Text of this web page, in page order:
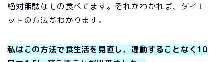
絶対無駄なもの食べてます。それがわかれば、ダイエ
ットの方法がわかります。
私はこの方法で食生活を見直し、運動することなく10